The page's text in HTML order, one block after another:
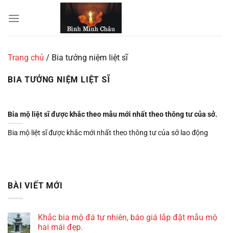
đến
Trang chủ / Bia tưởng niệm liệt sĩ
BIA TƯỞNG NIỆM LIỆT SĨ
Bia mộ liệt sĩ được khắc theo mẫu mới nhất theo thông tư của sở.
Bia mộ liệt sĩ được khắc mới nhất theo thông tư của sở lao động
BÀI VIẾT MỚI
Khắc bia mộ đá tự nhiên, báo giá lắp đặt mẫu mộ
hai mái đẹp.